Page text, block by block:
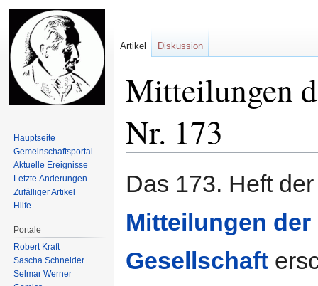
Mitteilungen
Nr. 173
Navigation
Suche
Das 173. Heft der
Mitteilungen der
Gesellschaft
Artikel Diskussion
Hauptseite
Gemeinschafts­portal
Aktuelle Ereignisse
Letzte Änderungen
Zufälliger Artikel
Hilfe
Portale
Robert Kraft
Sascha Schneider
Selmar Werner